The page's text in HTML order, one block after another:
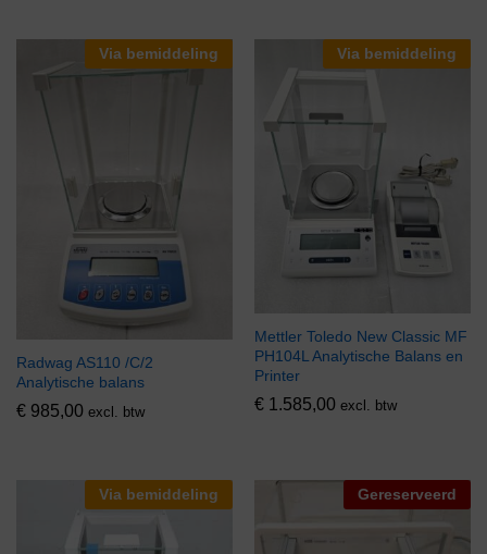
Via bemiddeling
Radwag AS110 /C/2
Analytische balans
€ 985,00 excl. btw
Via bemiddeling
Mettler Toledo New Classic MF
PH104L Analytische Balans en
Printer
€ 1.585,00 excl. btw
Via bemiddeling Gereserveerd